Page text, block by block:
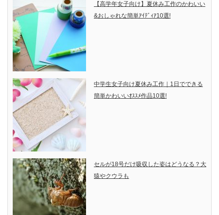
【高学年女子向け】夏休み工作のかわいい
&おしゃれな簡単ｱｲﾃﾞｨｱ10選!
中学生女子向け夏休み工作｜1日でできる
簡単かわいいｵｽｽﾒ作品10選!
セルが18号だけ吸収した姿はどうなる？大
猿やクウラも